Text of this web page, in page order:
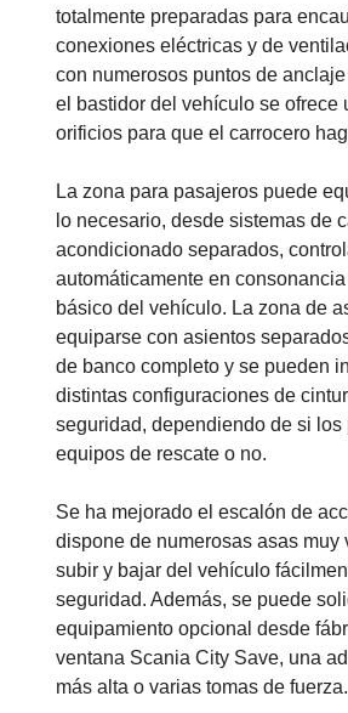
totalmente preparadas para
conexiones eléctricas y de
con numerosos puntos de
el bastidor del vehículo se ofrece
orificios para que el carrocero
La zona para pasajeros puede
lo necesario, desde sistemas de
acondicionado separados,
automáticamente en
básico del vehículo. La zona de
equiparse con asientos
de banco completo y se pueden
distintas configuraciones de
seguridad, dependiendo de si los
equipos de rescate o no.
Se ha mejorado el escalón de
dispone de numerosas asas muy
subir y bajar del vehículo
seguridad. Además, se puede
equipamiento opcional desde
ventana Scania City Save, una
más alta o varias tomas de fuerza.